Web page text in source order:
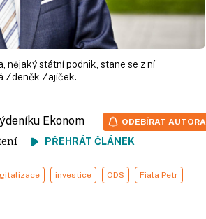
nějaký státní podnik, stane se z ní
Zdeněk Zajíček.
Ekonom
PŘEHRÁT ČLÁNEK
ODEBÍRAT AUTORA
investice ODS Fiala Petr